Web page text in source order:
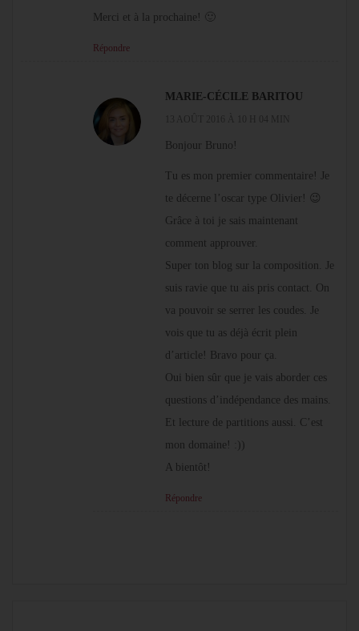
Merci et à la prochaine! 🙂
Répondre
MARIE-CÉCILE BARITOU
13 AOÛT 2016 À 10 H 04 MIN
Bonjour Bruno!
Tu es mon premier commentaire! Je
te décerne l’oscar type Olivier! 😉
Grâce à toi je sais maintenant
comment approuver.
Super ton blog sur la composition. Je
suis ravie que tu ais pris contact. On
va pouvoir se serrer les coudes. Je
vois que tu as déjà écrit plein
d’article! Bravo pour ça.
Oui bien sûr que je vais aborder ces
questions d’indépendance des mains.
Et lecture de partitions aussi. C’est
mon domaine! :))
A bientôt!
Répondre